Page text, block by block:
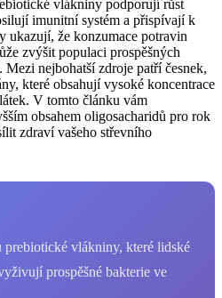
vlákniny podporují růst
imunitní systém a přispívají k
že konzumace potravin
zvýšit populaci prospěšných
nejbohatší zdroje patří česnek,
které obsahují vysoké koncentrace
V tomto článku vám
obsahem oligosacharidů pro rok
zdraví vašeho střevního
prebiotické vlákniny, které lidské
prospěšné bakterie ve